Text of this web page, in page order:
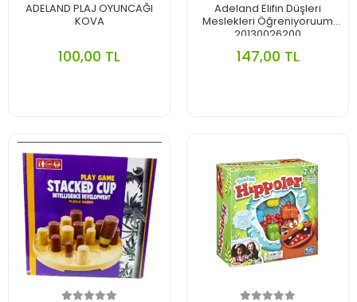
ADELAND PLAJ OYUNCAĞI
KOVA
100,00 TL
Adeland Elifin Düşleri
Meslekleri Öğreniyoruum
20130026200
147,00 TL